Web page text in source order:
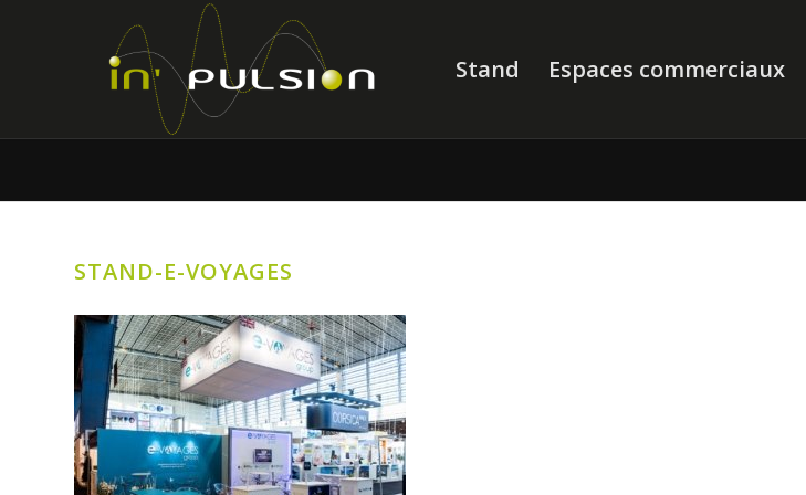
Stand Espaces commerciaux
STAND-E-VOYAGES